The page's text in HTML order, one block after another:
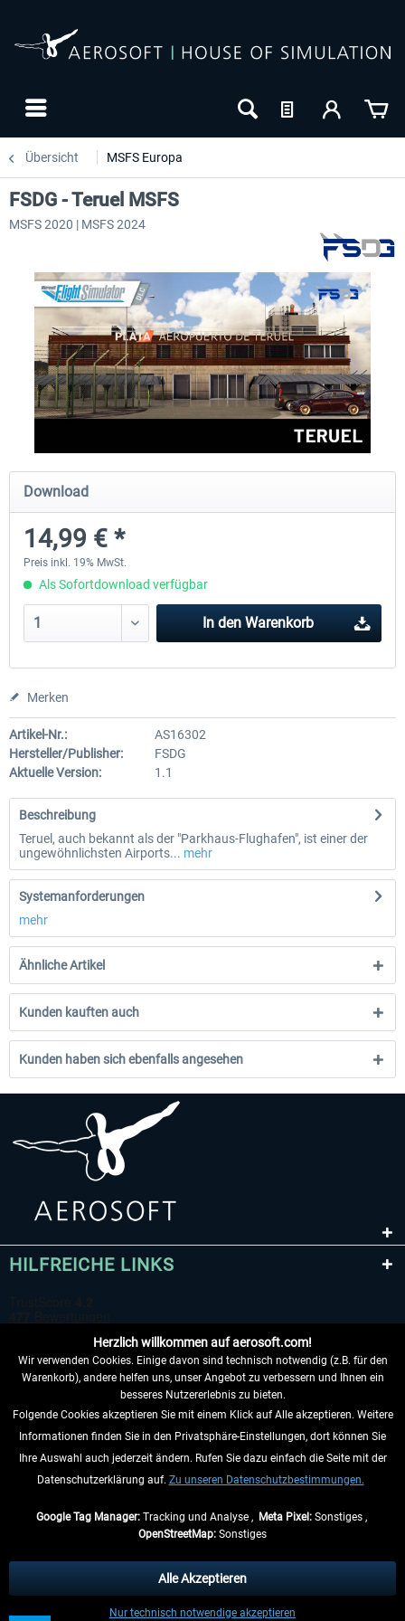
Übersicht MSFS Europa
Aerosoft Mega Airport Brüssel
24,95 € *
Aerosoft Airport Köln/
FSDG - Teruel MSFS
MSFS 2020 | MSFS 2024
Download
14,99 € *
Preis inkl. 19% MwSt.
Als Sofortdownload verfügbar
In den Warenkorb
Merken
Artikel-Nr.:
AS16302
Hersteller/Publisher:
FSDG
Aktuelle Version:
1.1
Beschreibung
Teruel, auch bekannt als der "Parkhaus-Flughafen", ist einer der
ungewöhnlichsten Airports... mehr
Systemanforderungen
mehr
Ähnliche Artikel
Kunden kauften auch
Kunden haben sich ebenfalls angesehen
HILFREICHE LINKS
VERTRAG WIDERRUFEN
INFORMATIONEN
anders beschrieben.
** Gilt für Lieferungen innerhalb Deutschlands, Lieferzeiten für andere Länder
Herzlich willkommen auf aerosoft.com!
Wir verwenden Cookies. Einige davon sind technisch notwendig (z.B. für den
Warenkorb), andere helfen uns, unser Angebot zu verbessern und Ihnen ein
besseres Nutzererlebnis zu bieten.
Folgende Cookies akzeptieren Sie mit einem Klick auf Alle akzeptieren. Weitere
Informationen finden Sie in den Privatsphäre-Einstellungen, dort können Sie
Ihre Auswahl auch jederzeit ändern. Rufen Sie dazu einfach die Seite mit der
Datenschutzerklärung auf. Zu unseren Datenschutzbestimmungen.
Google Tag Manager:Tracking und Analyse , Meta Pixel:Sonstiges ,
OpenStreetMap: Sonstiges
Nur technisch notwendige akzeptieren
Alle Akzeptieren